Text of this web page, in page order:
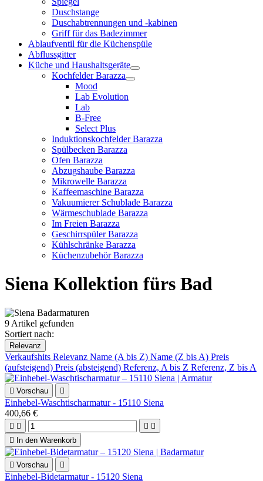
Duschstange
Duschabtrennungen und -kabinen
Griff für das Badezimmer
Ablaufventil für die Küchenspüle
Abflussgitter
Küche und Haushaltsgeräte
Kochfelder Barazza
Mood
Lab Evolution
Lab
B-Free
Select Plus
Induktionskochfelder Barazza
Spülbecken Barazza
Ofen Barazza
Abzugshaube Barazza
Mikrowelle Barazza
Kaffeemaschine Barazza
Vakuumierer Schublade Barazza
Wärmeschublade Barazza
Im Freien Barazza
Geschirrspüler Barazza
Kühlschränke Barazza
Küchenzubehör Barazza
Siena Kollektion fürs Bad
9 Artikel gefunden
Sortiert nach:
Relevanz
Verkaufshits Relevanz Name (A bis Z) Name (Z bis A) Preis
(aufsteigend) Preis (absteigend) Referenz, A bis Z Referenz, Z bis A
 Vorschau 
Einhebel-Waschtischarmatur - 15110 Siena
400,66 €
   

In den Warenkorb
 Vorschau 
Einhebel-Bidetarmatur - 15120 Siena